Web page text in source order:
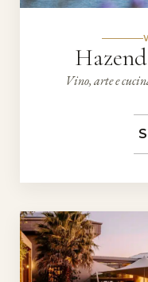
Vino, arte e